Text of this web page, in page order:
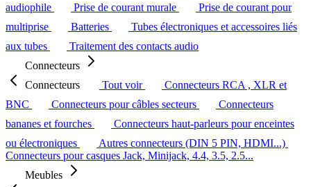
audiophile
Prise de courant murale
Prise de courant pour
multiprise
Batteries
Tubes électroniques et accessoires liés
aux tubes
Traitement des contacts audio
Connecteurs
Connecteurs
Tout voir
Connecteurs RCA , XLR et
BNC
Connecteurs pour câbles secteurs
Connecteurs
bananes et fourches
Connecteurs haut-parleurs pour enceintes
ou électroniques
Autres connecteurs (DIN 5 PIN, HDMI...)
Connecteurs pour casques Jack, Minijack, 4.4, 3.5, 2.5...
Meubles